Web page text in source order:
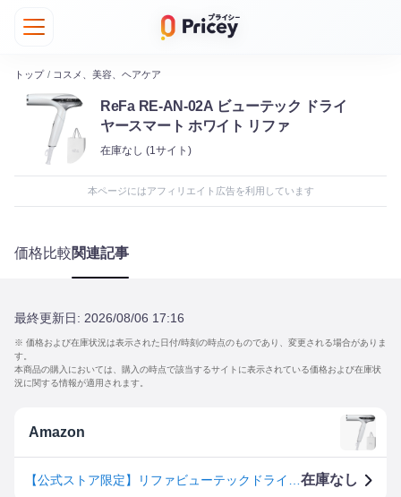
トップ / コスメ、美容、ヘアケア
ReFa RE-AN-02A ビューテック ドライ
ヤースマート ホワイト リファ
在庫なし (1サイト)
本ページにはアフィリエイト広告を利用しています
価格比較関連記事
最終更新日: 2026/08/06 17:16
※ 価格および在庫状況は表示された日付/時刻の時点のものであり、変更される場合がありま
す。
本商品の購入においては、購入の時点で該当するサイトに表示されている価格および在庫状
況に関する情報が適用されます。
Amazon
在庫なし